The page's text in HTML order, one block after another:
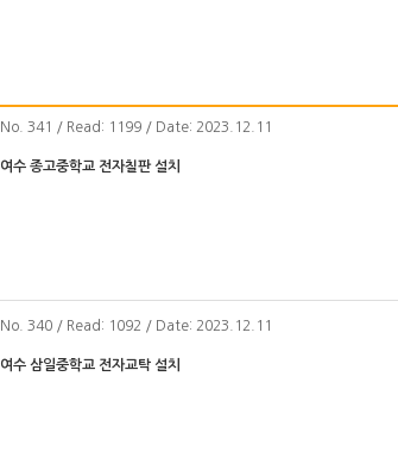
No . 341 / Read: 1199 / Date: 2023.12.11
여수 종고중학교 전자칠판 설치
No . 340 / Read: 1092 / Date: 2023.12.11
여수 삼일중학교 전자교탁 설치